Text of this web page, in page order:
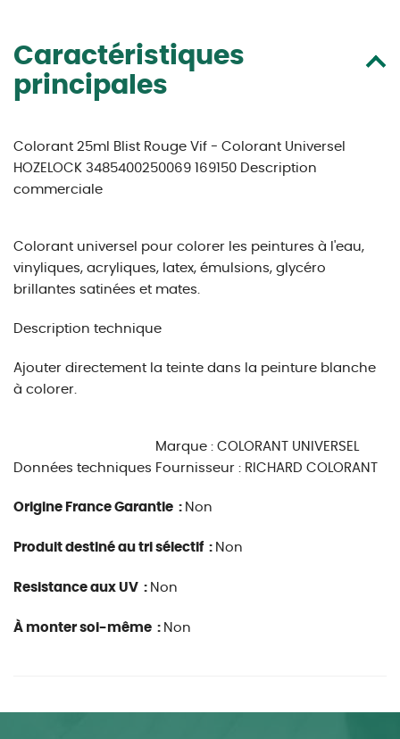
Caractéristiques
principales
Colorant 25ml Blist Rouge Vif - Colorant Universel
HOZELOCK 3485400250069 169150 Description
commerciale
Colorant universel pour colorer les peintures à l'eau,
vinyliques, acryliques, latex, émulsions, glycéro
brillantes satinées et mates.
Description technique
Ajouter directement la teinte dans la peinture blanche
à colorer.
Données techniques
Marque : COLORANT UNIVERSEL
Fournisseur : RICHARD COLORANT
Origine France Garantie : Non
Produit destiné au tri sélectif : Non
Resistance aux UV : Non
À monter soi-même : Non